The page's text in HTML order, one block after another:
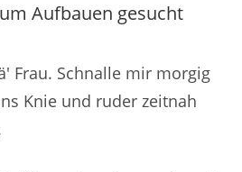
Aufbauen gesucht
Frau. Schnalle mir morgig
Knie und ruder zeitnah